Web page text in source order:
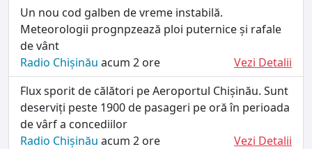
Un nou cod galben de vreme instabilă.
Meteorologii prognpzează ploi puternice și rafale
de vânt
Radio Chișinău acum 2 ore
Vezi Detalii
Flux sporit de călători pe Aeroportul Chișinău. Sunt
deserviți peste 1900 de pasageri pe oră în perioada
de vârf a concediilor
Radio Chișinău acum 2 ore
Vezi Detalii